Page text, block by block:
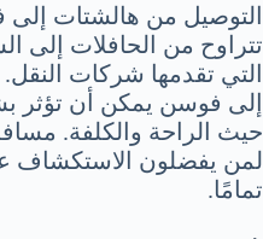
التوصيل من هالشتات
تتراوح من الحافلات إلى
التي تقدمها شركات
إلى فوسن يمكن أن تؤثر
حيث الراحة والكلفة.
لمن يفضلون الاستكشاف
تمامًا.